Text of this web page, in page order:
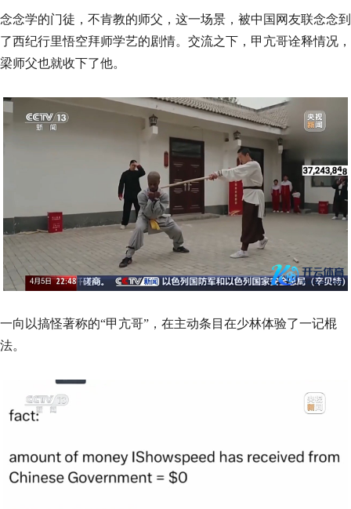
念念学的门徒，不肯教的师父，这一场景，被中国网友联念念到
了西纪行里悟空拜师学艺的剧情。交流之下，甲亢哥诠释情况，
梁师父也就收下了他。
一向以搞怪著称的“甲亢哥”，在主动条目在少林体验了一记棍
法。